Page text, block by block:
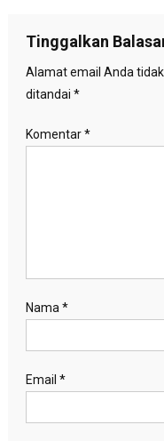
Tinggalkan
Alamat email Anda
ditandai *
Komentar*
Nama *
Email *